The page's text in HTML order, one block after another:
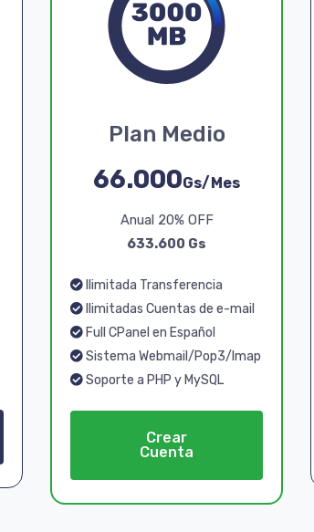
Plan Medio
66.000Gs/Mes
Anual 20% OFF
633.600 Gs
Ilimitada Transferencia
Ilimitadas Cuentas de e-mail
Full CPanel en Español
Sistema Webmail/Pop3/Imap
Soporte a PHP y MySQL
Crear
Cuenta